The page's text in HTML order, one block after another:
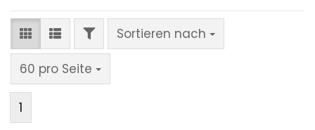
FILTERSortieren nach
Sortieren nach
60 pro Seite
pro Seite
1